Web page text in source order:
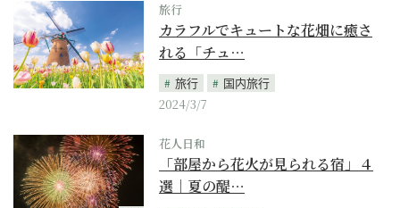
旅行
カラフルでキュートな花畑に癒さ
れる「チュ…
旅行
国内旅行
2024/3/7
花人日和
「部屋から花火が見られる宿」４
選｜夏の醍…